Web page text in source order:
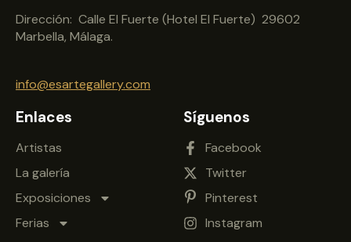
Dirección: Calle El Fuerte (Hotel El Fuerte) 29602
Marbella, Málaga.
info@esartegallery.com
Enlaces
Artistas
La galería
Exposiciones
Ferias
Síguenos
Facebook
Twitter
Pinterest
Instagram